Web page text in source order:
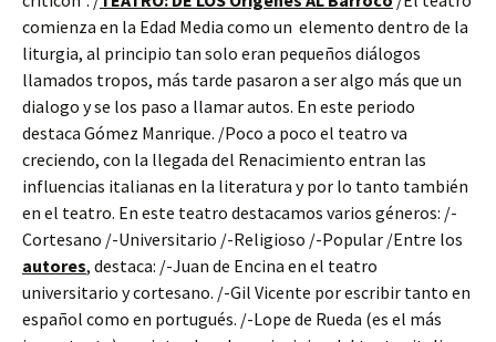
comienza en la Edad Media como un elemento dentro de la
liturgia, al principio tan solo eran pequeños diálogos
llamados tropos, más tarde pasaron a ser algo más que un
dialogo y se los paso a llamar autos. En este periodo
destaca Gómez Manrique. /Poco a poco el teatro va
creciendo, con la llegada del Renacimiento entran las
influencias italianas en la literatura y por lo tanto también
en el teatro. En este teatro destacamos varios géneros: /-
Cortesano /-Universitario /-Religioso /-Popular /Entre los
autores, destaca: /-Juan de Encina en el teatro
universitario y cortesano. /-Gil Vicente por escribir tanto en
español como en portugués. /-Lope de Rueda (es el más